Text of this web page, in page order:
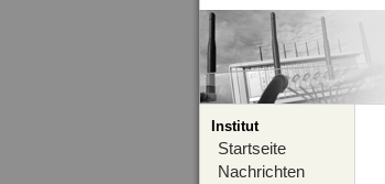
Institut
Startseite
Nachrichten